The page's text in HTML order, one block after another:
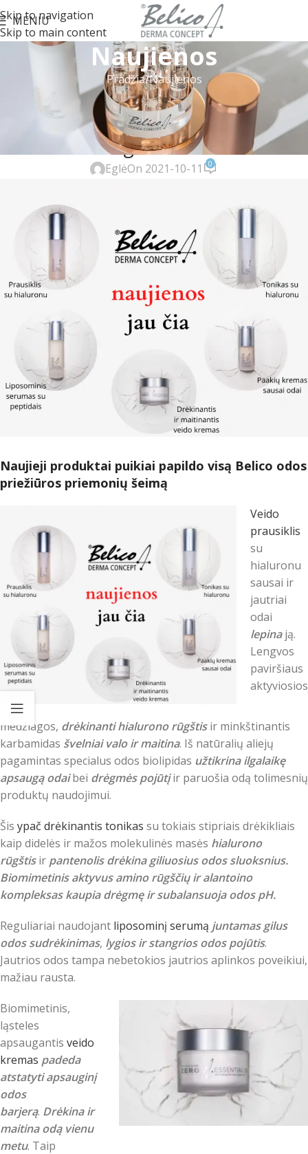
Skip to navigation
Skip to main content
MENIU
Naujienos
Pradžia Naujienos
NAUJIENOS
Nauja Zero linija su dar daugiau
drėgmės odai
EglėOn 2021-10-11 0
Naujieji produktai puikiai papildo visą Belico odos
priežiūros priemonių šeimą
Veido
prausiklis
su
hialuronu
sausai ir
jautriai
odai
lepinają.
Lengvos
paviršiaus
aktyviosios
medžiagos, drėkinanti hialurono rūgštis ir minkštinantis
karbamidas švelniai valo ir maitina. Iš natūralių aliejų
pagamintas specialus odos biolipidas užtikrina ilgalaikę
apsaugą odaibei drėgmės pojūtįir paruošia odą tolimesnių
produktų naudojimui.
Šis ypač drėkinantis tonikas su tokiais stipriais drėkikliais
kaip didelės ir mažos molekulinės masės hialurono
rūgštisir pantenolis drėkina giliuosius odos sluoksnius.
Biomimetinis aktyvus amino rūgščių ir alantoino
kompleksas kaupia drėgmę ir subalansuoja odos pH.
Reguliariai naudojant liposominį serumą juntamas gilus
odos sudrėkinimas, lygios ir stangrios odos pojūtis.
Jautrios odos tampa nebetokios jautrios aplinkos poveikiui,
mažiau rausta.
Biomimetinis,
ląsteles
apsaugantis veido
kremas padeda
atstatyti apsauginį
odos
barjerą. Drėkina ir
maitina odą vienu
metu. Taip